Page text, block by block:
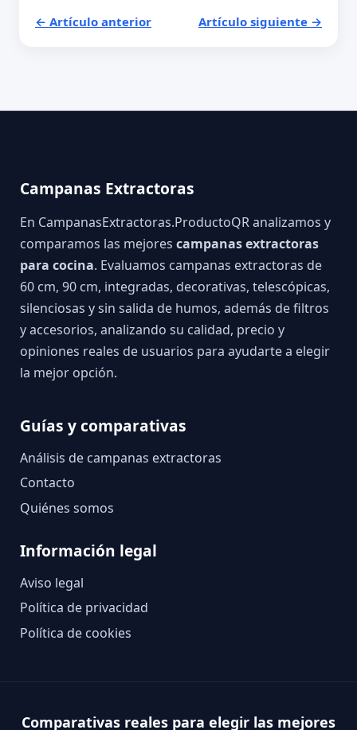
← Artículo anterior Artículo siguiente →
Campanas Extractoras
En CampanasExtractoras.ProductoQR analizamos y
comparamos las mejores campanas extractoras
para cocina. Evaluamos campanas extractoras de
60 cm, 90 cm, integradas, decorativas, telescópicas,
silenciosas y sin salida de humos, además de filtros
y accesorios, analizando su calidad, precio y
opiniones reales de usuarios para ayudarte a elegir
la mejor opción.
Guías y comparativas
Análisis de campanas extractoras
Contacto
Quiénes somos
Información legal
Aviso legal
Política de privacidad
Política de cookies
Comparativas reales para elegir las mejores